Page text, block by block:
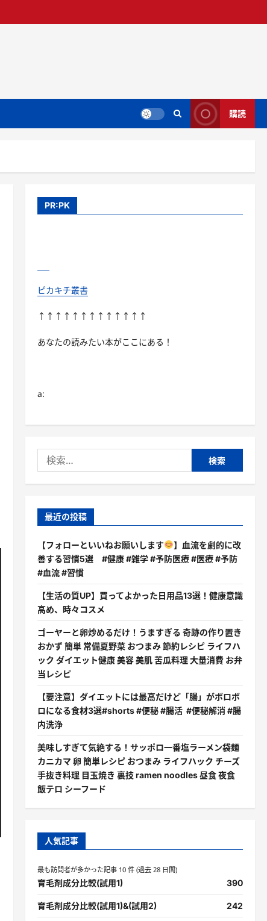
購読
PR:PK
ピカキチ叢書
↑↑↑↑↑↑↑↑↑↑↑↑↑
あなたの読みたい本がここにある！
a:
索:
最近の投稿
【フォローといいねお願いします
】血流を劇的に改
善する習慣5選 #健康 #雑学 #予防医療 #医療 #予防
#血流 #習慣
【生活の質UP】買ってよかった日用品13選！健康意識
高め、時々コスメ
ゴーヤーと卵炒めるだけ！うますぎる 奇跡の作り置き
おかず 簡単 常備夏野菜 おつまみ 節約レシピ ライフハ
ック ダイエット健康 美容 美肌 苦瓜料理 大量消費 お弁
当レシピ
【要注意】ダイエットには最高だけど「腸」がボロボ
ロになる食材3選#shorts #便秘 #腸活 #便秘解消 #腸
内洗浄
美味しすぎて気絶する！サッポロ一番塩ラーメン袋麺
カニカマ 卵 簡単レシピ おつまみ ライフハック チーズ
手抜き料理 目玉焼き 裏技 ramen noodles 昼食 夜食
飯テロ シーフード
人気記事
最も訪問者が多かった記事 10 件 (過去 28 日間)
育毛剤成分比較(試用1) 390
育毛剤成分比較(試用1)&(試用2) 242